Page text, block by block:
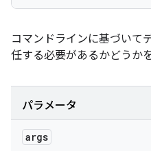
コマンドラインに基づいて
任する必要があるかどうか
パラメータ
args